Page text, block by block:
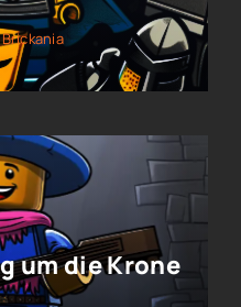
Brickania
um die Krone